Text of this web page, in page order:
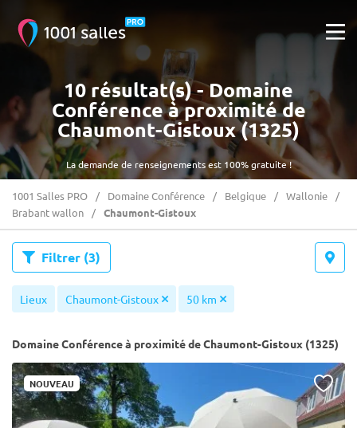
La demande de renseignements est 100% gratuite !
10 résultat(s) - Domaine
Conférence à proximité de
Chaumont-Gistoux (1325)
1001 Salles PRO Domaine Conférence Belgique
Wallonie
Brabant wallon
Chaumont-Gistoux
Filtrer (3)
Lieux Chaumont-Gistoux 50 km
Domaine Conférence à proximité de Chaumont-Gistoux (1325)
NOUVEAU